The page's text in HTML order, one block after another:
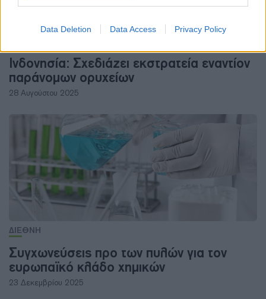
Data Deletion Data Access Privacy Policy
Ινδονησία: Σχεδιάζει εκστρατεία εναντίον
παράνομων ορυχείων
28 Αυγούστου 2025
ΔΙΕΘΝΗ
Συγχωνεύσεις προ των πυλών για τον
ευρωπαϊκό κλάδο χημικών
23 Δεκεμβρίου 2025